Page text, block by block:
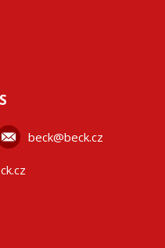
beck@beck.cz